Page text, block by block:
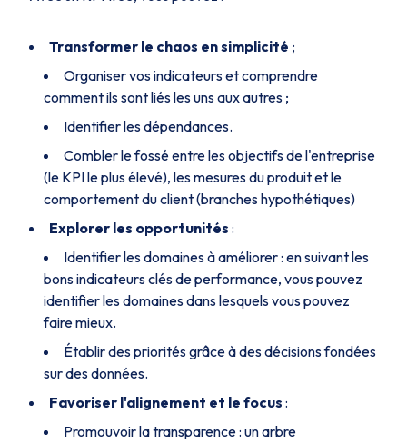
Transformer le chaos en simplicité ;
Organiser vos indicateurs et comprendre
comment ils sont liés les uns aux autres ;
Identifier les dépendances.
Combler le fossé entre les objectifs de l'entreprise
(le KPI le plus élevé), les mesures du produit et le
comportement du client (branches hypothétiques)
Explorer les opportunités :
Identifier les domaines à améliorer : en suivant les
bons indicateurs clés de performance, vous pouvez
identifier les domaines dans lesquels vous pouvez
faire mieux.
Établir des priorités grâce à des décisions fondées
sur des données.
Favoriser l'alignement et le focus :
Promouvoir la transparence : un arbre